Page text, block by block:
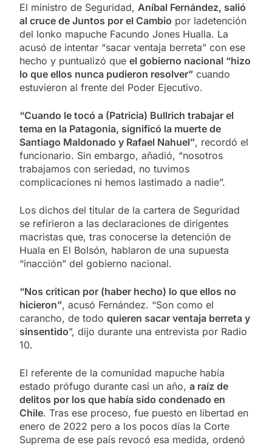
El ministro de Seguridad, Aníbal Fernández, salió
al cruce de Juntos por el Cambio por ladetención
del lonko mapuche Facundo Jones Hualla. La
acusó de intentar “sacar ventaja berreta” con ese
hecho y puntualizó que el gobierno nacional “hizo
lo que ellos nunca pudieron resolver” cuando
estuvieron al frente del Poder Ejecutivo.
“Cuando le tocó a (Patricia) Bullrich trabajar el
tema en la Patagonia, significó la muerte de
Santiago Maldonado y Rafael Nahuel”, recordó el
funcionario. Sin embargo, añadió, “nosotros
trabajamos con seriedad, no tuvimos
complicaciones ni hemos lastimado a nadie”.
Los dichos del titular de la cartera de Seguridad
se refirieron a las declaraciones de dirigentes
macristas que, tras conocerse la detención de
Huala en El Bolsón, hablaron de una supuesta
“inacción” del gobierno nacional.
“Nos critican por (haber hecho) lo que ellos no
hicieron”, acusó Fernández. “Son como el
carancho, de todo quieren sacar ventaja berreta y
sinsentido”, dijo durante una entrevista por Radio
10.
El referente de la comunidad mapuche había
estado prófugo durante casi un año, a raíz de
delitos por los que había sido condenado en
Chile. Tras ese proceso, fue puesto en libertad en
enero de 2022 pero a los pocos días la Corte
Suprema de ese país revocó esa medida, ordenó